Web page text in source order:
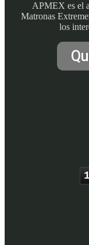
APMEX es el
Matronas
los
1